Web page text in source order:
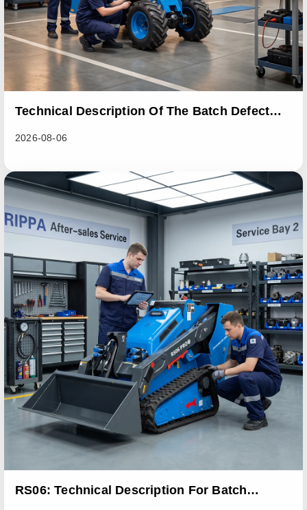
Technical Description Of The Batch Defect
2026-08-06
RS06: Technical Description For Batch